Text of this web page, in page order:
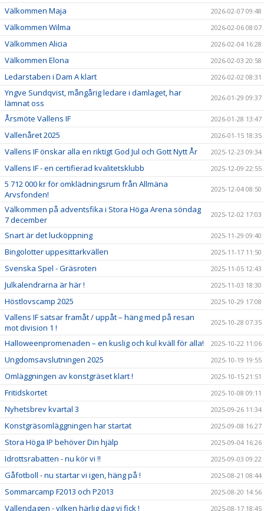
Välkommen Maja 2026-02-07 09:48
Välkommen Wilma 2026-02-06 08:07
Välkommen Alicia 2026-02-04 16:28
Välkommen Elona 2026-02-03 20:58
Ledarstaben i Dam A klart 2026-02-02 08:31
Yngve Sundqvist, mångårig ledare i damlaget, har
lämnat oss
2026-01-29 09:37
Årsmöte Vallens IF 2026-01-28 13:47
Vallenåret 2025 2026-01-15 18:35
Vallens IF önskar alla en riktigt God Jul och Gott Nytt År 2025-12-23 09:34
Vallens IF - en certifierad kvalitetsklubb 2025-12-09 22:55
5 712 000 kr för omklädningsrum från Allmäna
Arvsfonden!
2025-12-04 08:50
Välkommen på adventsfika i Stora Höga Arena söndag
7 december
2025-12-02 17:03
Snart är det lucköppning 2025-11-29 09:40
Bingolotter uppesittarkvällen 2025-11-17 11:50
Svenska Spel - Gräsroten 2025-11-05 12:43
Julkalendrarna är här ! 2025-11-03 18:30
Höstlovscamp 2025 2025-10-29 17:08
Vallens IF satsar framåt / uppåt – häng med på resan
mot division 1 !
2025-10-28 07:35
Halloweenpromenaden – en kuslig och kul kväll för alla! 2025-10-22 11:06
Ungdomsavslutningen 2025 2025-10-19 19:55
Omläggningen av konstgräset klart ! 2025-10-15 21:51
Fritidskortet 2025-10-08 09:11
Nyhetsbrev kvartal 3 2025-09-26 11:34
Konstgräsomläggningen har startat 2025-09-08 16:27
Stora Höga IP behöver Din hjälp 2025-09-04 16:26
Idrottsrabatten - nu kör vi !! 2025-09-03 09:22
Gåfotboll - nu startar vi igen, häng på ! 2025-08-21 08:44
Sommarcamp F2013 och P2013 2025-08-20 14:56
Vallendagen - vilken härlig dag vi fick ! 2025-08-17 18:45